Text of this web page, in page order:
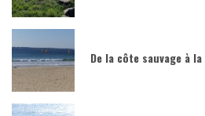
De la côte sauvage à